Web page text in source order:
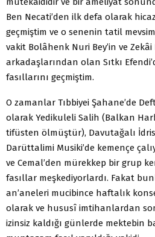
Ben Necati’den ilk defa olarak
geçmiştim ve o senenin tatil
vakit Bolâhenk Nuri Bey’in ve Zekâi
arkadaşlarından olan Sıtkı
fasıllarını geçmiştim.
O zamanlar Tıbbiyei Şahane’de
olarak Yedikuleli Salih (Balkan
tifüsten ölmüştür), Davutağalı
Darüttalimi Musiki’de kemençe
ve Cemal’den mürekkep bir grup
fasıllar meşkediyorlardı. Fakat
an’aneleri mucibince haftalık
olarak ve hususî imtihanlardan
izinsiz kaldığı günlerde mektebin